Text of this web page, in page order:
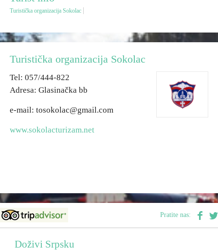
Gastronomija
Lov i ribolov
Seoski turizam
Omladinski turizam
Destinacije
Manifestacije
Smještaj
Turistička organizacija Sokolac
Turistička organizacija Sokolac
Tel: 057/444-822
Adresa: Glasinačka bb
e-mail: tosokolac@gmail.com
www.sokolacturizam.net
Pratite nas:
Doživi Srpsku